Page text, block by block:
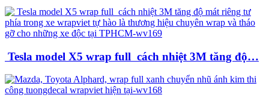
Tesla model X5 wrap full cách nhiệt 3M tăng độ…